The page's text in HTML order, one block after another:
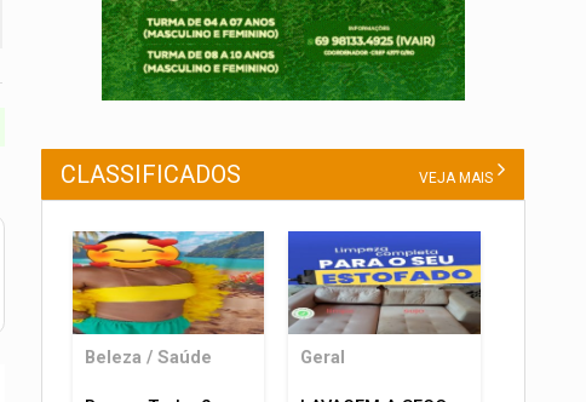
CLASSIFICADOS VEJA MAIS
Beleza / Saúde Geral